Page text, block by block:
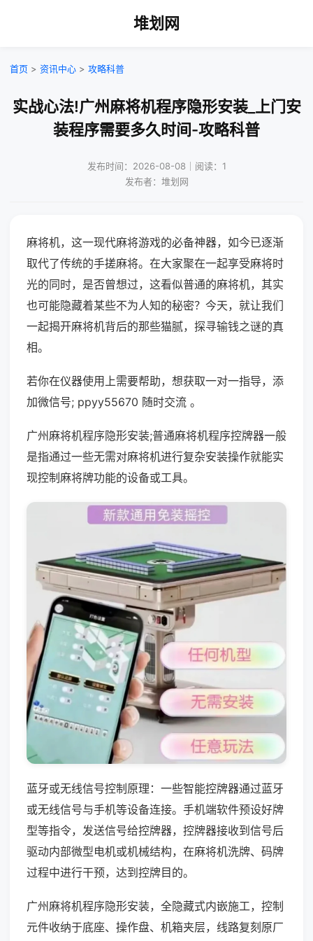
堆划网
首页 > 资讯中心 > 攻略科普
实战心法!广州麻将机程序隐形安装_上门安
装程序需要多久时间-攻略科普
发布时间：2026-08-08｜阅读：1
发布者：堆划网
麻将机，这一现代麻将游戏的必备神器，如今已逐渐
取代了传统的手搓麻将。在大家聚在一起享受麻将时
光的同时，是否曾想过，这看似普通的麻将机，其实
也可能隐藏着某些不为人知的秘密？今天，就让我们
一起揭开麻将机背后的那些猫腻，探寻输钱之谜的真
相。
若你在仪器使用上需要帮助，想获取一对一指导，添
加微信号; ppyy55670 随时交流 。
广州麻将机程序隐形安装;普通麻将机程序控牌器一般
是指通过一些无需对麻将机进行复杂安装操作就能实
现控制麻将牌功能的设备或工具。
蓝牙或无线信号控制原理：一些智能控牌器通过蓝牙
或无线信号与手机等设备连接。手机端软件预设好牌
型等指令，发送信号给控牌器，控牌器接收到信号后
驱动内部微型电机或机械结构，在麻将机洗牌、码牌
过程中进行干预，达到控牌目的。
广州麻将机程序隐形安装，全隐藏式内嵌施工，控制
元件收纳于底座、操作盘、机箱夹层，线路复刻原厂